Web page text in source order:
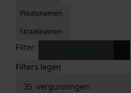
Plaatsnamen
Straatnamen
Filter:
Filters legen
35 vergunningen